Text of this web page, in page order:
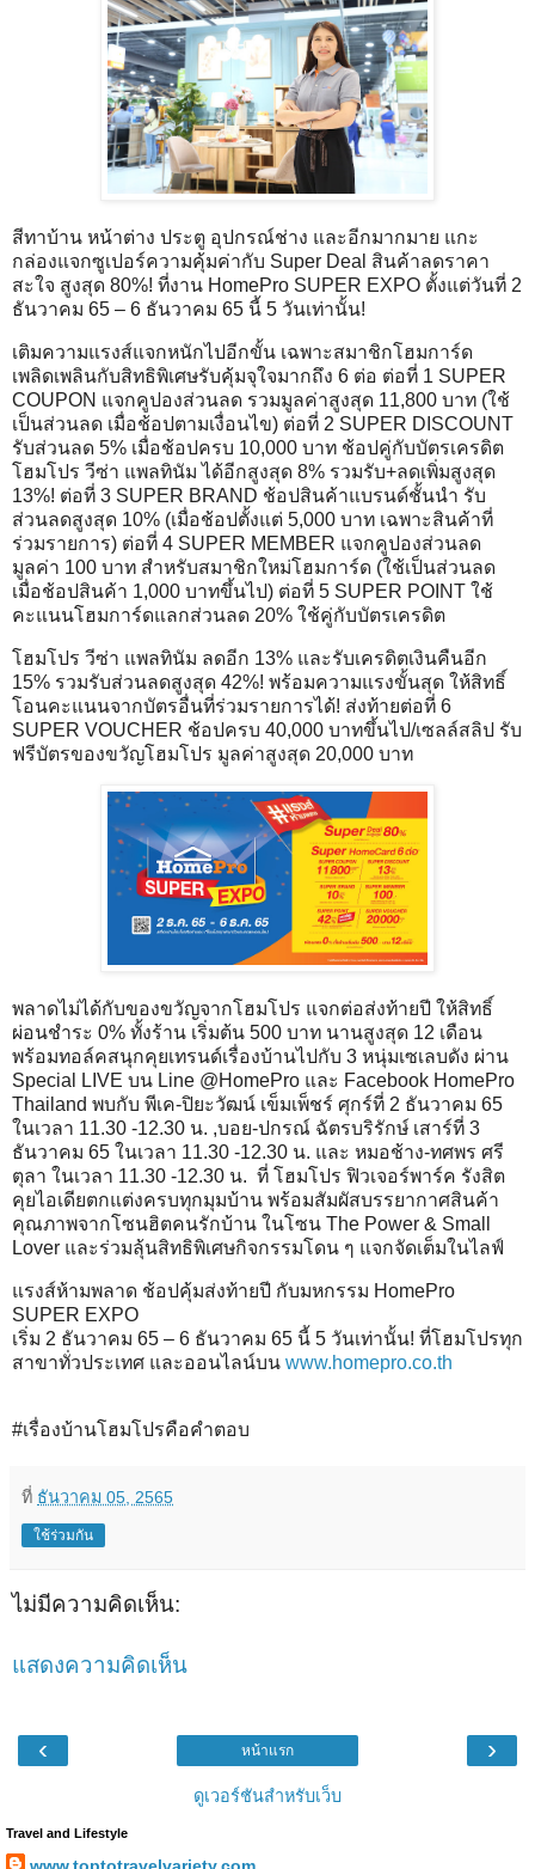
สีทาบ้าน หน้าต่าง ประตู อุปกรณ์ช่าง และอีกมากมาย แกะ
กล่องแจกซูเปอร์ความคุ้มค่ากับ Super Deal สินค้าลดราคา
สะใจ สูงสุด 80%! ที่งาน HomePro SUPER EXPO ตั้งแต่วันที่ 2
ธันวาคม 65 – 6 ธันวาคม 65 นี้ 5 วันเท่านั้น!
เติมความแรงส์แจกหนักไปอีกขั้น เฉพาะสมาชิกโฮมการ์ด
เพลิดเพลินกับสิทธิพิเศษรับคุ้มจุใจมากถึง 6 ต่อ ต่อที่ 1 SUPER
COUPON แจกคูปองส่วนลด รวมมูลค่าสูงสุด 11,800 บาท (ใช้
เป็นส่วนลด เมื่อช้อปตามเงื่อนไข) ต่อที่ 2 SUPER DISCOUNT
รับส่วนลด 5% เมื่อช้อปครบ 10,000 บาท ช้อปคู่กับบัตรเครดิต
โฮมโปร วีซ่า แพลทินัม ได้อีกสูงสุด 8% รวมรับ+ลดเพิ่มสูงสุด
13%! ต่อที่ 3 SUPER BRAND ช้อปสินค้าแบรนด์ชั้นนำ รับ
ส่วนลดสูงสุด 10% (เมื่อช้อปตั้งแต่ 5,000 บาท เฉพาะสินค้าที่
ร่วมรายการ) ต่อที่ 4 SUPER MEMBER แจกคูปองส่วนลด
มูลค่า 100 บาท สำหรับสมาชิกใหม่โฮมการ์ด (ใช้เป็นส่วนลด
เมื่อช้อปสินค้า 1,000 บาทขึ้นไป) ต่อที่ 5 SUPER POINT ใช้
คะแนนโฮมการ์ดแลกส่วนลด 20% ใช้คู่กับบัตรเครดิต
โฮมโปร วีซ่า แพลทินัม ลดอีก 13% และรับเครดิตเงินคืนอีก
15% รวมรับส่วนลดสูงสุด 42%! พร้อมความแรงขั้นสุด ให้สิทธิ์
โอนคะแนนจากบัตรอื่นที่ร่วมรายการได้! ส่งท้ายต่อที่ 6
SUPER VOUCHER ช้อปครบ 40,000 บาทขึ้นไป/เซลล์สลิป รับ
ฟรีบัตรของขวัญโฮมโปร มูลค่าสูงสุด 20,000 บาท
พลาดไม่ได้กับของขวัญจากโฮมโปร แจกต่อส่งท้ายปี ให้สิทธิ์
ผ่อนชำระ 0% ทั้งร้าน เริ่มต้น 500 บาท นานสูงสุด 12 เดือน
พร้อมทอล์คสนุกคุยเทรนด์เรื่องบ้านไปกับ 3 หนุ่มเซเลบดัง ผ่าน
Special LIVE บน Line @HomePro และ Facebook HomePro
Thailand พบกับ พีเค-ปิยะวัฒน์ เข็มเพ็ชร์ ศุกร์ที่ 2 ธันวาคม 65
ในเวลา 11.30 -12.30 น. ,บอย-ปกรณ์ ฉัตรบริรักษ์ เสาร์ที่ 3
ธันวาคม 65 ในเวลา 11.30 -12.30 น. และ หมอช้าง-ทศพร ศรี
ตุลา ในเวลา 11.30 -12.30 น. ที่ โฮมโปร ฟิวเจอร์พาร์ค รังสิต
คุยไอเดียตกแต่งครบทุกมุมบ้าน พร้อมสัมผัสบรรยากาศสินค้า
คุณภาพจากโซนฮิตคนรักบ้าน ในโซน The Power & Small
Lover และร่วมลุ้นสิทธิพิเศษกิจกรรมโดน ๆ แจกจัดเต็มในไลฟ์
แรงส์ห้ามพลาด ช้อปคุ้มส่งท้ายปี กับมหกรรม HomePro
SUPER EXPO
เริ่ม 2 ธันวาคม 65 – 6 ธันวาคม 65 นี้ 5 วันเท่านั้น! ที่โฮมโปรทุก
สาขาทั่วประเทศ และออนไลน์บน www.homepro.co.th
#เรื่องบ้านโฮมโปรคือคำตอบ
ที่ ธันวาคม 05, 2565
ใช้ร่วมกัน
ไม่มีความคิดเห็น:
แสดงความคิดเห็น
‹ ›
หน้าแรก
ดูเวอร์ชันสำหรับเว็บ
Travel and Lifestyle